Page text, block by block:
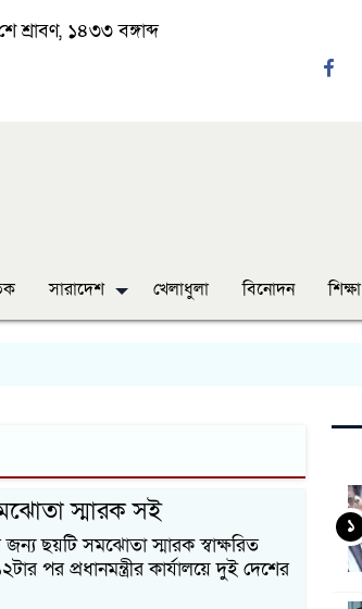
শ্রাবণ, ১৪৩৩ বঙ্গাব্দ
সারাদেশ খেলাধুলা বিনোদন শিক্ষা
স্মারক সই
জন্য ছয়টি সমঝোতা স্মারক স্বাক্ষরিত
পর প্রধানমন্ত্রীর কার্যালয়ে দুই দেশের
১